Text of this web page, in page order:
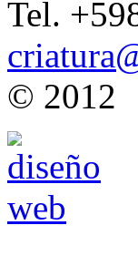
Tel.
© 2012